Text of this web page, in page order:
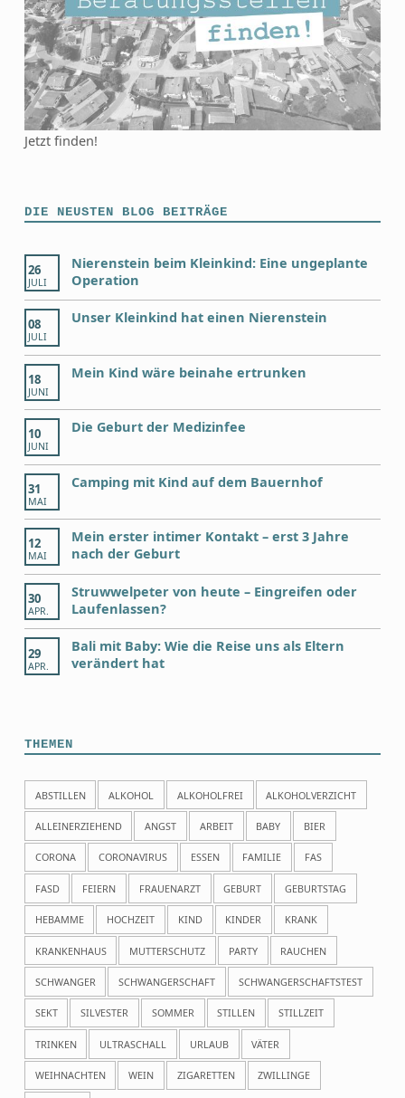
Jetzt finden!
DIE NEUSTEN BLOG BEITRÄGE
26
JULI
Nierenstein beim Kleinkind: Eine ungeplante
Operation
08
JULI
Unser Kleinkind hat einen Nierenstein
18
JUNI
Mein Kind wäre beinahe ertrunken
10
JUNI
Die Geburt der Medizinfee
31
MAI
Camping mit Kind auf dem Bauernhof
12
MAI
Mein erster intimer Kontakt – erst 3 Jahre
nach der Geburt
30
APR.
Struwwelpeter von heute – Eingreifen oder
Laufenlassen?
29
APR.
Bali mit Baby: Wie die Reise uns als Eltern
verändert hat
THEMEN
ABSTILLEN ALKOHOL ALKOHOLFREI ALKOHOLVERZICHT
ALLEINERZIEHEND ANGST ARBEIT BABY BIER
CORONA CORONAVIRUS ESSEN FAMILIE FAS
FASD FEIERN FRAUENARZT GEBURT GEBURTSTAG
HEBAMME HOCHZEIT KIND KINDER KRANK
KRANKENHAUS MUTTERSCHUTZ PARTY RAUCHEN
SCHWANGER SCHWANGERSCHAFT SCHWANGERSCHAFTSTEST
SEKT SILVESTER SOMMER STILLEN STILLZEIT
TRINKEN ULTRASCHALL URLAUB VÄTER
WEIHNACHTEN WEIN ZIGARETTEN ZWILLINGE